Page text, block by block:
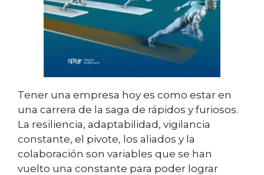
Tener una empresa hoy es como estar en
una carrera de la saga de rápidos y furiosos.
La resiliencia, adaptabilidad, vigilancia
constante, el pivote, los aliados y la
colaboración son variables que se han
vuelto una constante para poder lograr